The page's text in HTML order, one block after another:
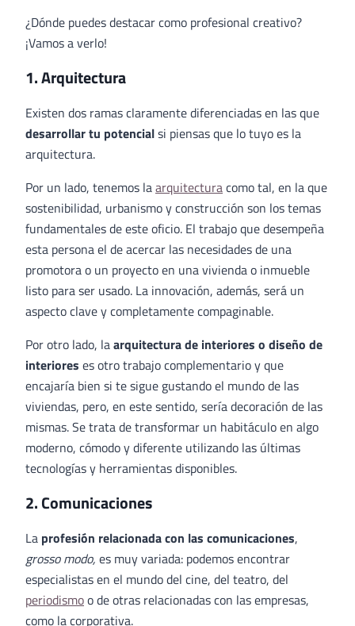
¿Dónde puedes destacar como profesional creativo?
¡Vamos a verlo!
1. Arquitectura
Existen dos ramas claramente diferenciadas en las que
desarrollar tu potencialsi piensas que lo tuyo es la
arquitectura.
Por un lado, tenemos laarquitecturacomo tal, en la que
sostenibilidad, urbanismo y construcción son los temas
fundamentales de este oficio. El trabajo que desempeña
esta persona el de acercar las necesidades de una
promotora o un proyecto en una vivienda o inmueble
listo para ser usado. La innovación, además, será un
aspecto clave y completamente compaginable.
Por otro lado, laarquitectura de interiores o diseño de
interiores es otro trabajo complementario y que
encajaría bien si te sigue gustando el mundo de las
viviendas, pero, en este sentido, sería decoración de las
mismas. Se trata de transformar un habitáculo en algo
moderno, cómodo y diferente utilizando las últimas
tecnologías y herramientas disponibles.
2. Comunicaciones
La profesión relacionada con las comunicaciones,
grosso modo, es muy variada: podemos encontrar
especialistas en el mundo del cine, del teatro, del
periodismoo de otras relacionadas con las empresas,
como la corporativa.